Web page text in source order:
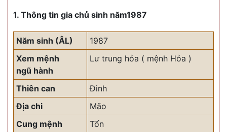
1. Thông tin gia chủ sinh năm1987
Năm sinh (ÂL)
1987
Xem mệnh
ngũ hành
Lư trung hỏa ( mệnh Hỏa )
Thiên can
Đinh
Địa chi
Mão
Cung mệnh
Tốn